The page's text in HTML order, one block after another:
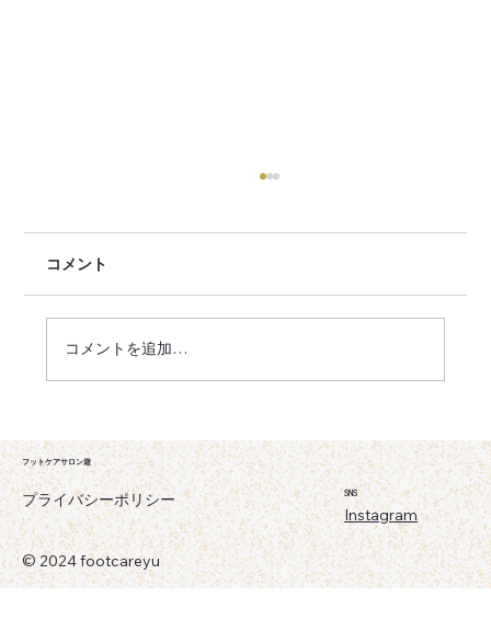
美しいトマト🍅
コメント
コメントを追加…
​フットケアサロン遊
プライバシーポリシー
Instagram
SNS
© 2024 footcareyu